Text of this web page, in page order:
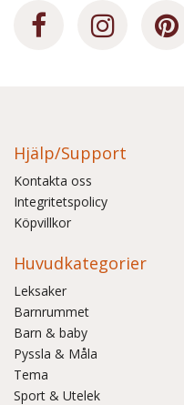
Hjälp/Support
Kontakta oss
Integritetspolicy
Köpvillkor
Huvudkategorier
Leksaker
Barnrummet
Barn & baby
Pyssla & Måla
Tema
Sport & Utelek